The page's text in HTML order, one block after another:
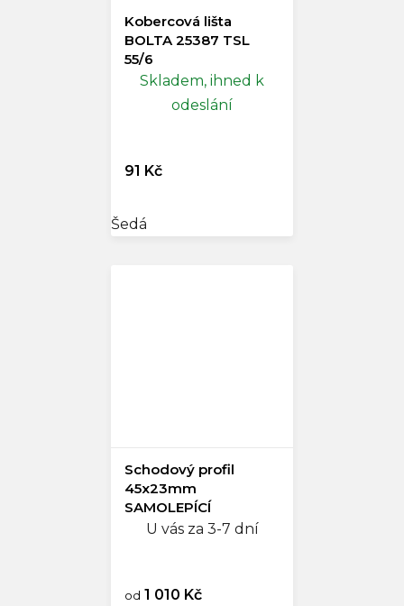
Kobercová lišta
BOLTA 25387 TSL
55/6
Skladem, ihned k
odeslání
91 Kč
Šedá
Schodový profil
45x23mm
SAMOLEPÍCÍ
U vás za 3-7 dní
od 1 010 Kč